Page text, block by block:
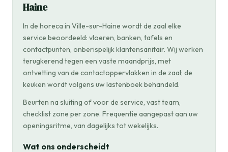
Haine
In de horeca in Ville-sur-Haine wordt de zaal elke
service beoordeeld: vloeren, banken, tafels en
contactpunten, onberispelijk klantensanitair. Wij werken
terugkerend tegen een vaste maandprijs, met
ontvetting van de contactoppervlakken in de zaal; de
keuken wordt volgens uw lastenboek behandeld.
Beurten na sluiting of voor de service, vast team,
checklist zone per zone. Frequentie aangepast aan uw
openingsritme, van dagelijks tot wekelijks.
Wat ons onderscheidt